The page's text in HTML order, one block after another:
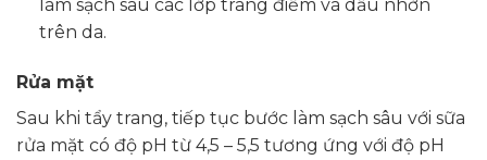
làm sạch sâu các lớp trang điểm và dầu nhờn
trên da.
Rửa mặt
Sau khi tẩy trang, tiếp tục bước làm sạch sâu với sữa
rửa mặt có độ pH từ 4,5 – 5,5 tương ứng với độ pH